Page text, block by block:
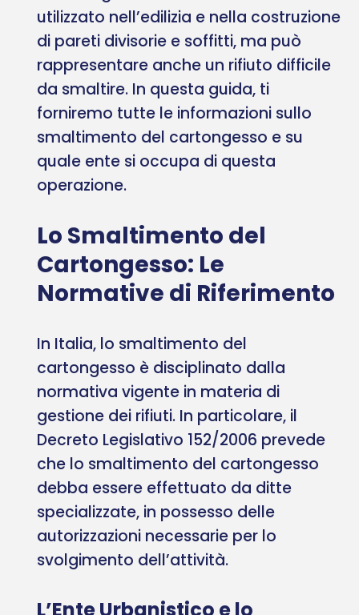
utilizzato nell’edilizia e nella costruzione
di pareti divisorie e soffitti, ma può
rappresentare anche un rifiuto difficile
da smaltire. In questa guida, ti
forniremo tutte le informazioni sullo
smaltimento del cartongesso e su
quale ente si occupa di questa
operazione.
Lo Smaltimento del
Cartongesso: Le
Normative di Riferimento
In Italia, lo smaltimento del
cartongesso è disciplinato dalla
normativa vigente in materia di
gestione dei rifiuti. In particolare, il
Decreto Legislativo 152/2006 prevede
che lo smaltimento del cartongesso
debba essere effettuato da ditte
specializzate, in possesso delle
autorizzazioni necessarie per lo
svolgimento dell’attività.
L’Ente Urbanistico e lo